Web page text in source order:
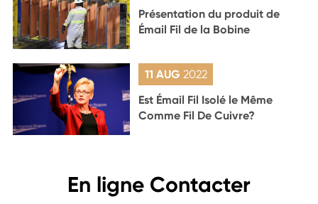
Présentation du produit de
Émail Fil de la Bobine
11 AUG 2022
Est Émail Fil Isolé le Même
Comme Fil De Cuivre?
En ligne Contacter